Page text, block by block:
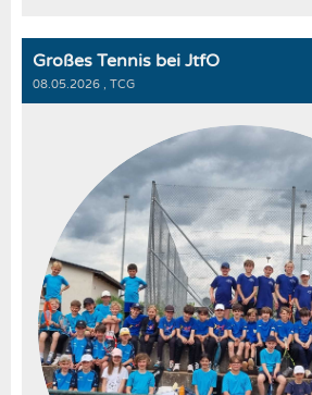
Großes Tennis bei JtfO
08.05.2026 , TCG